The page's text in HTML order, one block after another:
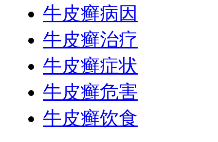
牛皮癣病因
牛皮癣治疗
牛皮癣症状
牛皮癣危害
牛皮癣饮食